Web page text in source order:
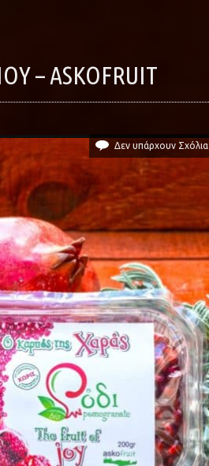
– ASKOFRUIT
Δεν υπάρχουν Σχόλια